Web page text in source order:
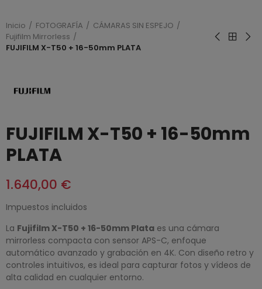
Inicio FOTOGRAFÍA
CÁMARAS SIN ESPEJO
Fujifilm Mirrorless
FUJIFILM X-T50 + 16-50mm PLATA
FUJIFILM X-T50 + 16-50mm
PLATA
1.640,00 €
Impuestos incluidos
La Fujifilm X-T50 + 16-50mm Plata es una cámara
mirrorless compacta con sensor APS-C, enfoque
automático avanzado y grabación en 4K. Con diseño retro y
controles intuitivos, es ideal para capturar fotos y vídeos de
alta calidad en cualquier entorno.